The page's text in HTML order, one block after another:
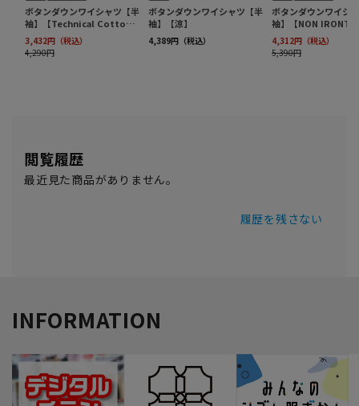
閲覧履歴
最近見た商品がありません。
履歴を残さない
INFORMATION